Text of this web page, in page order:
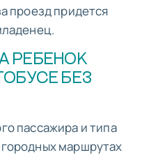
проезд придется
РЕБЕНОК
БЕЗ
пассажира и типа
маршрутах